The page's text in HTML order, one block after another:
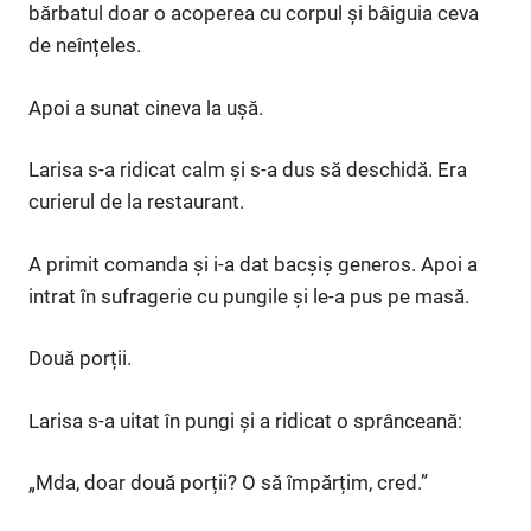
bărbatul doar o acoperea cu corpul și bâiguia ceva
de neînțeles.
Apoi a sunat cineva la ușă.
Larisa s-a ridicat calm și s-a dus să deschidă. Era
curierul de la restaurant.
A primit comanda și i-a dat bacșiș generos. Apoi a
intrat în sufragerie cu pungile și le-a pus pe masă.
Două porții.
Larisa s-a uitat în pungi și a ridicat o sprânceană:
„Mda, doar două porții? O să împărțim, cred.”